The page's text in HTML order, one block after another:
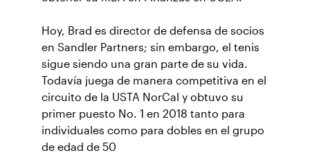
Hoy, Brad es director de defensa de socios
en Sandler Partners; sin embargo, el tenis
sigue siendo una gran parte de su vida.
Todavía juega de manera competitiva en el
circuito de la USTA NorCal y obtuvo su
primer puesto No. 1 en 2018 tanto para
individuales como para dobles en el grupo
de edad de 50